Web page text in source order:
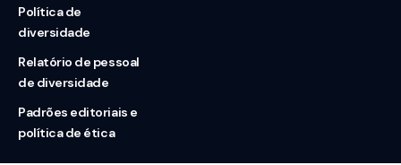
Política de
diversidade
Relatório de pessoal
de diversidade
Padrões editoriais e
política de ética